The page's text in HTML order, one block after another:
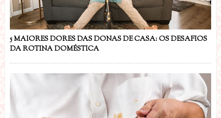
5 MAIORES DORES DAS DONAS DE CASA: OS DESAFIOS
DA ROTINA DOMÉSTICA